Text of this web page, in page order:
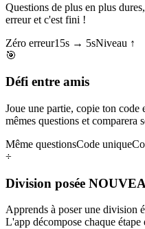
Questions de plus en plus
erreur et c'est fini !
Zéro erreur15s → 5sNiveau ↑
🎯
Défi entre amis
Joue une partie, copie ton
mêmes questions et comparera
Même questionsCode unique
÷
Division posée
Apprends à poser une division
L'app décompose chaque